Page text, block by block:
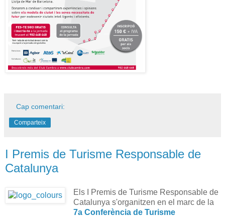
Cap comentari:
Comparteix
I Premis de Turisme Responsable de
Catalunya
Els I Premis de Turisme Responsable de
Catalunya s'organitzen en el marc de la
7a Conferència de Turisme